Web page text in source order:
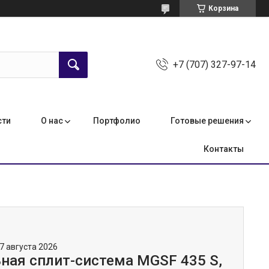
Корзина
+7 (707) 327-97-14
О нас Портфолио Готовые решения
Контакты
августа 2026
сплит-система МGSF 435 S,